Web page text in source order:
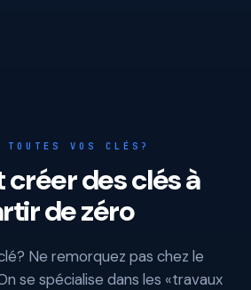
TOUTES VOS CLÉS?
créer des clés à
de zéro
Ne remorquez pas chez le
se spécialise dans les «travaux